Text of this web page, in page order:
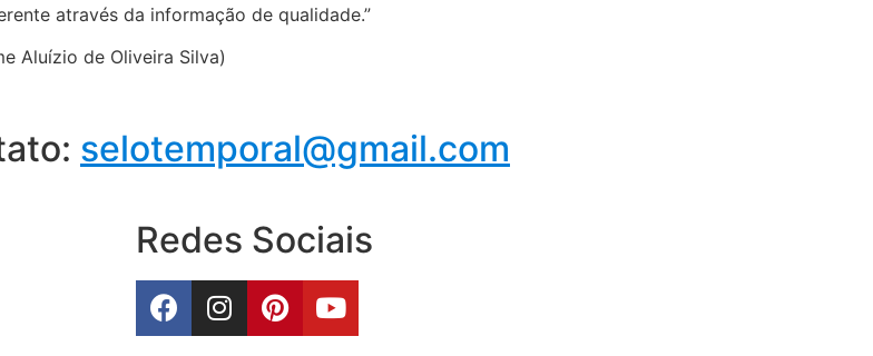
através da informação de qualidade.”
Aluízio de Oliveira Silva)
selotemporal@gmail.com
Redes Sociais